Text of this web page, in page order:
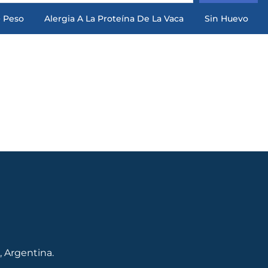
Peso Alergia A La Proteína De La Vaca Sin Huevo
Argentina.